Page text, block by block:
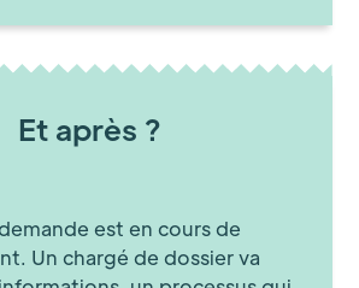
Et après ?
est en cours de
Un chargé de dossier va